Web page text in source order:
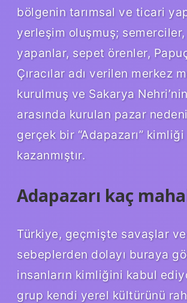
bölgenin tarımsal ve ticari
yerleşim oluşmuş; semerciler,
yapanlar, sepet örenler,
Çıracılar adı verilen merkez
kurulmuş ve Sakarya
arasında kurulan pazar
gerçek bir “Adapazarı” kimliği
kazanmıştır.
Adapazarı kaç
Türkiye, geçmişte savaşlar
sebeplerden dolayı buraya
insanların kimliğini kabul
grup kendi yerel kültürünü